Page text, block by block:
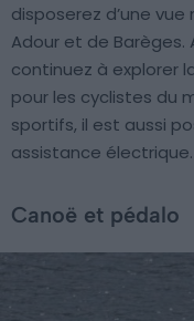
disposerez d’une
Adour et de
continuez à explorer
pour les cyclistes du
sportifs, il est aussi
assistance électrique.
Canoë et pédalo